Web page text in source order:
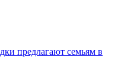
предлагают семьям в